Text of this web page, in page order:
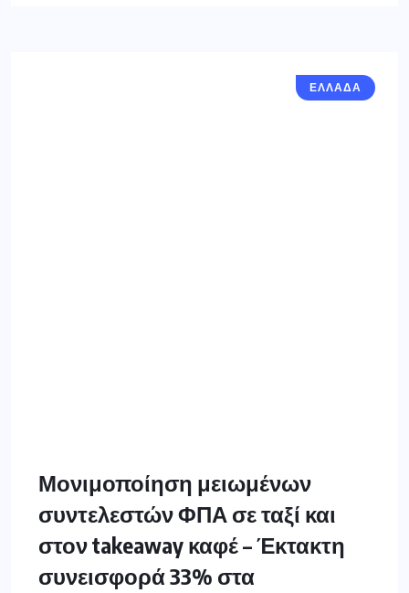
ΕΛΛΑΔΑ
Μονιμοποίηση μειωμένων
συντελεστών ΦΠΑ σε ταξί και
στον takeaway καφέ – Έκτακτη
συνεισφορά 33% στα